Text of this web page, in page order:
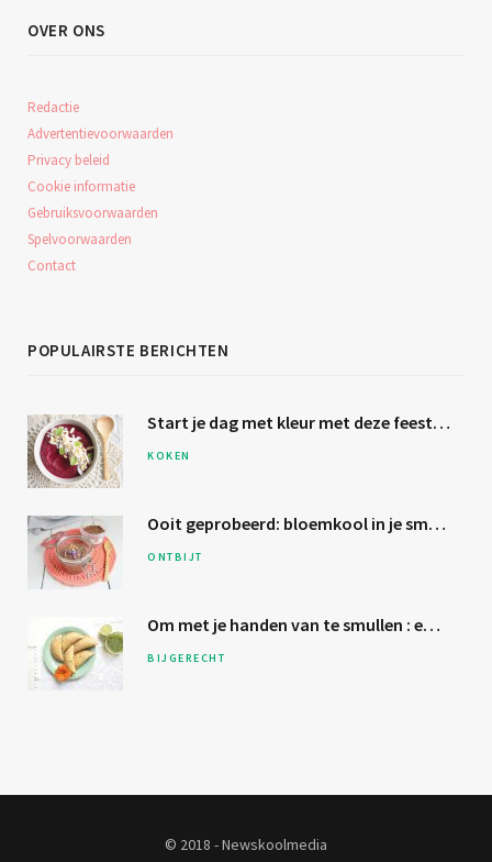
OVER ONS
Redactie
Advertentievoorwaarden
Privacy beleid
Cookie informatie
Gebruiksvoorwaarden
Spelvoorwaarden
Contact
POPULAIRSTE BERICHTEN
Start je dag met kleur met deze feestelijke bietensmoothie
KOKEN
Ooit geprobeerd: bloemkool in je smoothie?
ONTBIJT
Om met je handen van te smullen : empanada’s
BIJGERECHT
© 2018 - Newskoolmedia